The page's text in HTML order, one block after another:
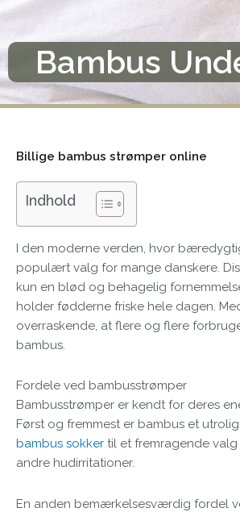
Gå
indholdetBambus
Billige bambus strømper online
Indhold
I den moderne verden, hvor
populært valg for mange danskere.
kun en blød og behagelig
holder fødderne friske hele dagen.
overraskende, at flere og flere
bambus.
Fordele ved bambusstrømper
Bambusstrømper er kendt for deres
Først og fremmest er bambus et
bambus sokker til et fremragende
andre hudirritationer.
En anden bemærkelsesværdig fordel